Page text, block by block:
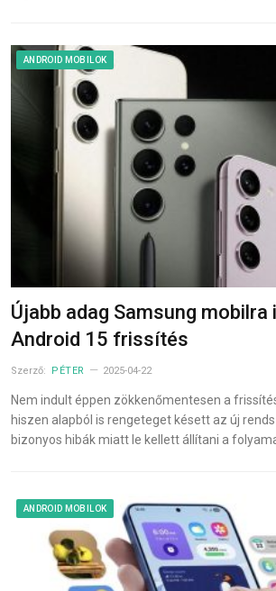
ANDROID MOBILOK
Újabb adag Samsung mobilra
Android 15 frissítés
Szerző: PÉTER 2025-04-22
Nem indult éppen zökkenőmentesen a
hiszen alapból is rengeteget késett az új
bizonyos hibák miatt le kellett állítani a
ANDROID MOBILOK